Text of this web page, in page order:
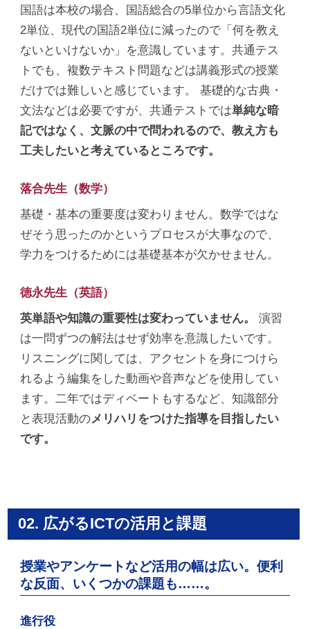
国語は本校の場合、国語総合の5単位から言語文化
2単位、現代の国語2単位に減ったので「何を教え
ないといけないか」を意識しています。共通テス
トでも、複数テキスト問題などは講義形式の授業
だけでは難しいと感じています。 基礎的な古典・
文法などは必要ですが、共通テストでは単純な暗
記ではなく、文脈の中で問われるので、教え方も
工夫したいと考えているところです。
落合先生（数学）
基礎・基本の重要度は変わりません。数学ではな
ぜそう思ったのかというプロセスが大事なので、
学力をつけるためには基礎基本が欠かせません。
徳永先生（英語）
英単語や知識の重要性は変わっていません。
演習
は一問ずつの解法はせず効率を意識したいです。
リスニングに関しては、アクセントを身につけら
れるよう編集をした動画や音声などを使用してい
ます。二年ではディベートもするなど、知識部分
と表現活動のメリハリをつけた指導を目指したい
です。
02. 広がるICTの活用と課題
授業やアンケートなど活用の幅は広い。便利
な反面、いくつかの課題も……。
進行役